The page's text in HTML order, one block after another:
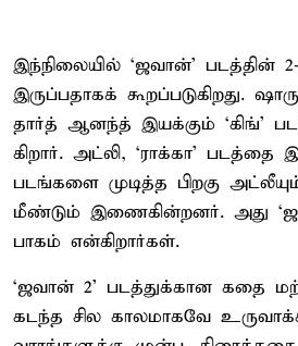
இந்​நிலை​யில் ‘ஜ​வான்’ படத்​தின்
இருப்​ப​தாகக் கூறப்​படு​கிறது.
தார்த் ஆனந்த் இயக்கும் ‘கிங்’
கிறார். அட்​லி, ‘ராக்​கா’ படத்தை
படங்​களை முடித்த பிறகு
மீண்​டும் இணை​கின்​றனர். அது
பாகம் என்​கிறார்​கள்.
‘ஜ​வான் 2’ படத்​துக்​கான கதை
கடந்த சில கால​மாகவே